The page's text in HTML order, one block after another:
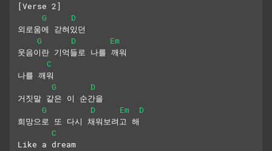
[Verse 2]
G
D
외로움에 갇혀있던
G
D
Em
웃음이란 기억들로 나를 깨워
C
나를 깨워
G
D
거짓말 같은 이 순간을
G
D Em
D
희망으로 또 다시 채워보려고 해
C
Like a dream